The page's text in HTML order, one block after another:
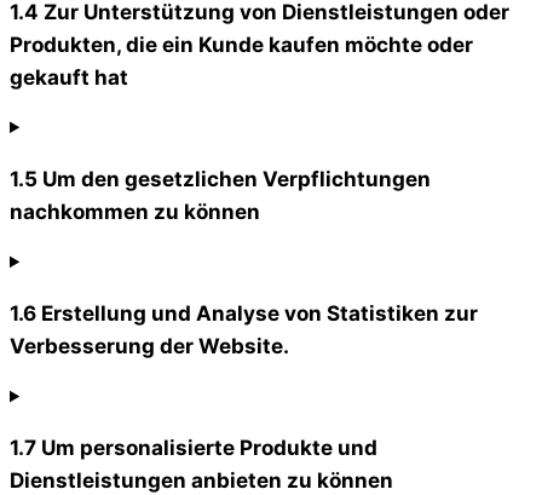
1.4 Zur Unterstützung von Dienstleistungen oder
Produkten, die ein Kunde kaufen möchte oder
gekauft hat
1.5 Um den gesetzlichen Verpflichtungen
nachkommen zu können
1.6 Erstellung und Analyse von Statistiken zur
Verbesserung der Website.
1.7 Um personalisierte Produkte und
Dienstleistungen anbieten zu können